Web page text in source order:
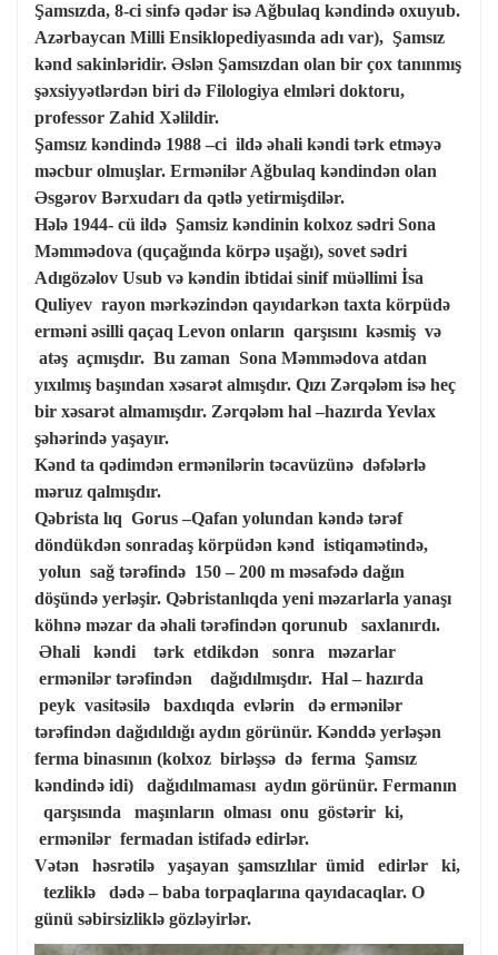
Şamsızda, 8-ci sinfə qədər isə Ağbulaq kəndində oxuyub.
Azərbaycan Milli Ensiklopediyasında adı var), Şamsız
kənd sakinləridir. Əslən Şamsızdan olan bir çox tanınmış
şəxsiyyətlərdən biri də Filologiya elmləri doktoru,
professor Zahid Xəlildir.
Şamsız kəndində 1988 –ci ildə əhali kəndi tərk etməyə
məcbur olmuşlar. Ermənilər Ağbulaq kəndindən olan
Əsgərov Bərxudarı da qətlə yetirmişdilər.
Hələ 1944- cü ildə Şamsiz kəndinin kolxoz sədri Sona
Məmmədova (quçağında körpə uşağı), sovet sədri
Adıgözəlov Usub və kəndin ibtidai sinif müəllimi İsa
Quliyev rayon mərkəzindən qayıdarkən taxta körpüdə
erməni əsilli qaçaq Levon onların qarşısını kəsmiş və
atəş açmışdır. Bu zaman Sona Məmmədova atdan
yıxılmış başından xəsarət almışdır. Qızı Zərqələm isə heç
bir xəsarət almamışdır. Zərqələm hal –hazırda Yevlax
şəhərində yaşayır.
Kənd ta qədimdən ermənilərin təcavüzünə dəfələrlə
məruz qalmışdır.
Qəbrista lıq Gorus –Qafan yolundan kəndə tərəf
döndükdən sonradaş körpüdən kənd istiqamətində,
yolun sağ tərəfində 150 – 200 m məsafədə dağın
döşündə yerləşir. Qəbristanlıqda yeni məzarlarla yanaşı
köhnə məzar da əhali tərəfindən qorunub saxlanırdı.
Əhali kəndi tərk etdikdən sonra məzarlar
ermənilər tərəfindən dağıdılmışdır. Hal – hazırda
peyk vasitəsilə baxdıqda evlərin də ermənilər
tərəfindən dağıdıldığı aydın görünür. Kənddə yerləşən
ferma binasının (kolxoz birləşsə də ferma Şamsız
kəndində idi) dağıdılmaması aydın görünür. Fermanın
qarşısında maşınların olması onu göstərir ki,
ermənilər fermadan istifadə edirlər.
Vətən həsrətilə yaşayan şamsızlılar ümid edirlər ki,
tezliklə dədə – baba torpaqlarına qayıdacaqlar. O
günü səbirsizliklə gözləyirlər.